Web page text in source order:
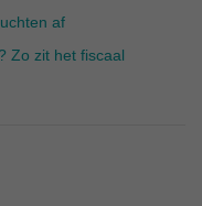
af
Zo zit het fiscaal